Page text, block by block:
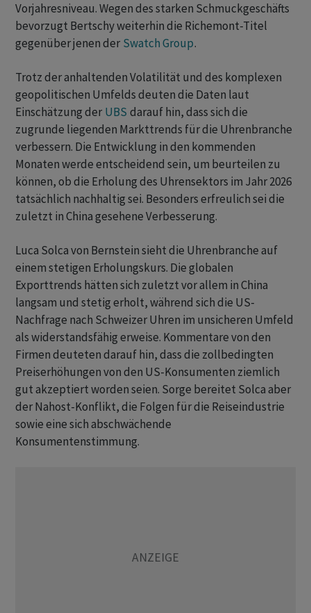
Vorjahresniveau. Wegen des starken Schmuckgeschäfts
bevorzugt Bertschy weiterhin die Richemont-Titel
gegenüber jenen der Swatch Group.
Trotz der anhaltenden Volatilität und des komplexen
geopolitischen Umfelds deuten die Daten laut
Einschätzung der UBS darauf hin, dass sich die
zugrunde liegenden Markttrends für die Uhrenbranche
verbessern. Die Entwicklung in den kommenden
Monaten werde entscheidend sein, um beurteilen zu
können, ob die Erholung des Uhrensektors im Jahr 2026
tatsächlich nachhaltig sei. Besonders erfreulich sei die
zuletzt in China gesehene Verbesserung.
Luca Solca von Bernstein sieht die Uhrenbranche auf
einem stetigen Erholungskurs. Die globalen
Exporttrends hätten sich zuletzt vor allem in China
langsam und stetig erholt, während sich die US-
Nachfrage nach Schweizer Uhren im unsicheren Umfeld
als widerstandsfähig erweise. Kommentare von den
Firmen deuteten darauf hin, dass die zollbedingten
Preiserhöhungen von den US-Konsumenten ziemlich
gut akzeptiert worden seien. Sorge bereitet Solca aber
der Nahost-Konflikt, die Folgen für die Reiseindustrie
sowie eine sich abschwächende
Konsumentenstimmung.